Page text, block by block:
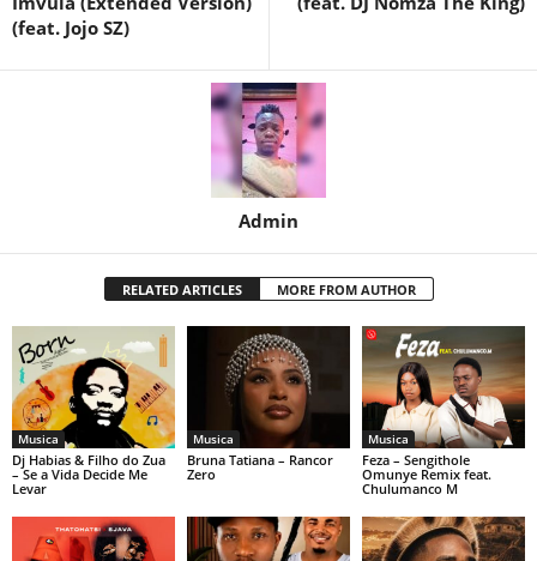
(feat. Jojo SZ)
Admin
RELATED ARTICLES MORE FROM AUTHOR
Musica
Dj Habias & Filho do Zua
– Se a Vida Decide Me
Levar
Musica
Bruna Tatiana – Rancor
Zero
Musica
Feza – Sengithole
Omunye Remix feat.
Chulumanco M